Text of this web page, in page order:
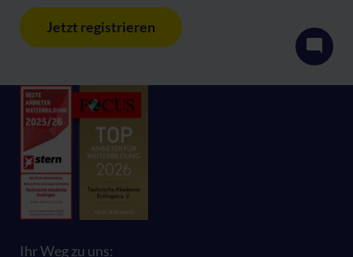
Jetzt registrieren
Ihr Weg zu uns: